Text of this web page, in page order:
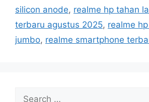
silicon anode, realme hp tahan
terbaru agustus 2025, realme
jumbo, realme smartphone